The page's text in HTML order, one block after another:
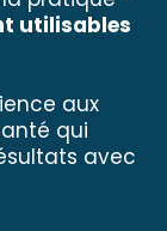
utilisables
aux
qui
avec